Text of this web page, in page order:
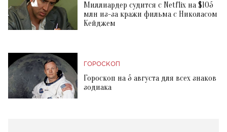
Миллиардер судится с Netflix на $105
млн из-за кражи фильма с Николасом
Кейджем
ГОРОСКОП
Гороскоп на 5 августа для всех знаков
зодиака